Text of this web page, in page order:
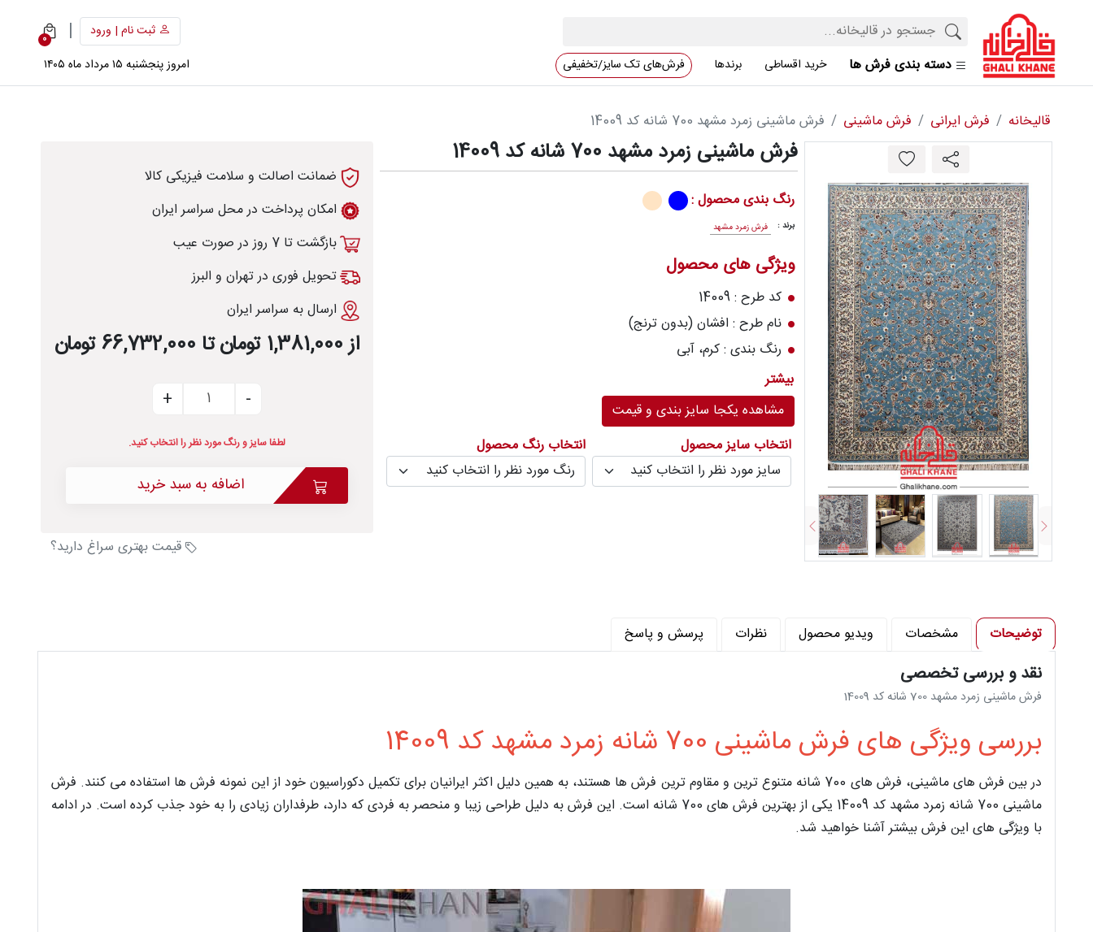
ثبت نام | ورود |
0
دسته بندی فرش ها خرید اقساطی برندها فرش‌های تک سایز/تخفیفی امروز پنجشنبه ۱۵ مرداد ماه ۱۴۰۵
قالیخانه فرش ایرانی فرش ماشینی فرش ماشینی زمرد مشهد 700 شانه کد 14009
فرش ماشینی زمرد مشهد 700 شانه کد 14009
رنگ بندی محصول :
برند : فرش زمرد مشهد
ویژگی های محصول
کد طرح : 14009
نام طرح : افشان (بدون ترنج)
رنگ بندی : کرم، آبی
تعداد رنگ : 8 رنگ
تراکم شانه در متر (شانه) : 700
تراکم پود در متر (تراکم) : 2100
بیشتر
مشاهده یکجا سایز بندی و قیمت
انتخاب سایز محصول
انتخاب رنگ محصول
ضمانت اصالت و سلامت فیزیکی کالا
امکان پرداخت در محل سراسر ایران
بازگشت تا 7 روز در صورت عیب
تحویل فوری در تهران و البرز
ارسال به سراسر ایران
از 1,381,000 تومان تا 66,732,000 تومان
لطفا سایز و رنگ مورد نظر را انتخاب کنید.
اضافه به سبد خرید
قیمت بهتری سراغ دارید؟
توضیحات مشخصات ویدیو محصول نظرات پرسش و پاسخ
نقد و بررسی تخصصی
فرش ماشینی زمرد مشهد 700 شانه کد 14009
بررسی ویژگی های فرش ماشینی 700 شانه زمرد مشهد کد 14009
در بین فرش‌ های ماشینی، فرش های 700 شانه متنوع ترین و مقاوم ترین فرش ها هستند، به همین دلیل اکثر ایرانیان برای تکمیل دکوراسیون خود از این نمونه فرش ها استفاده می کنند. فرش
ماشینی 700 شانه زمرد مشهد کد 14009 یکی از بهترین فرش های 700 شانه است. این فرش به دلیل طراحی زیبا و منحصر به فردی که دارد، طرفداران زیادی را به خود جذب کرده است. در ادامه
با ویژگی های این فرش بیشتر آشنا خواهید شد.